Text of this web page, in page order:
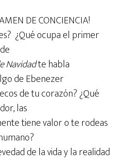
DE CONCIENCIA!
¿Qué ocupa el primer
Navidadte habla
de Ebenezer
de tu corazón? ¿Qué
las
tiene valor o te rodeas
de la vida y la realidad